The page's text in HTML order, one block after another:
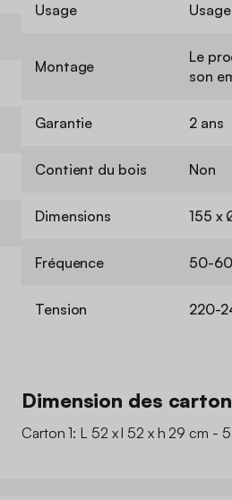
Usage
Montage
Le
son
Garantie 2 ans
Contient du bois Non
Dimensions 155 x
Fréquence 50-
Tension 220-
Dimension des
Carton 1: L 52 x l 52 x h 29 cm -